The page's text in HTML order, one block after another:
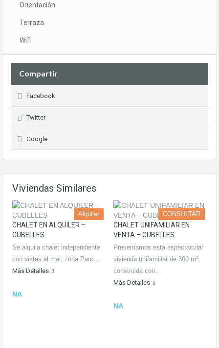
Orientación
Terraza
Wifi
Compartir
Facebook
Twitter
Google
Viviendas Similares
Alquiler
CHALET EN ALQUILER –
CUBELLES
Se alquila chalet independiente
con vistas al mar, zona Parc…
Más Detalles
NA
CONSULTAR
CHALET UNIFAMILIAR EN
VENTA – CUBELLES
Presentamos esta espectacular
vivienda unifamiliar de 300 m²,
construida con…
Más Detalles
NA